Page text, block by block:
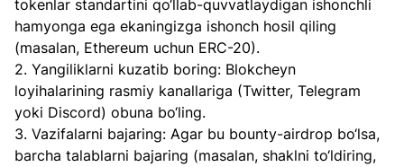
tokenlar standartini qo‘llab-quvvatlaydigan ishonchli
hamyonga ega ekaningizga ishonch hosil qiling
(masalan, Ethereum uchun ERC-20).
2. Yangiliklarni kuzatib boring: Blokcheyn
loyihalarining rasmiy kanallariga (Twitter, Telegram
yoki Discord) obuna bo‘ling.
3. Vazifalarni bajaring: Agar bu bounty-airdrop bo‘lsa,
barcha talablarni bajaring (masalan, shaklni to‘ldiring,